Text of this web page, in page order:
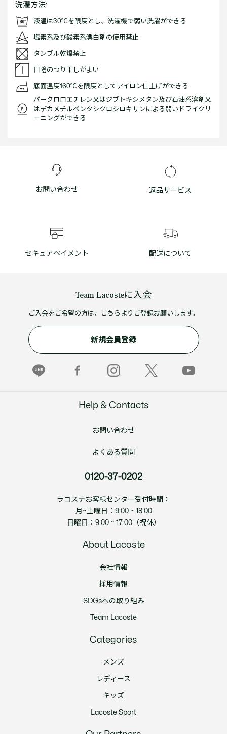
洗濯方法:
液温は30℃を限度とし、洗濯機で弱い洗濯ができる
塩素系及び酸素系漂白剤の使用禁止
タンブル乾燥禁止
日陰のつり干しがよい
底面温度160℃を限度としてアイロン仕上げができる
パークロロエチレン又はジブトキシメタン及び石油系溶剤又
はデカメチルペンタシクロシロキサンによる弱いドライクリ
ーニングができる
お問い合わせ 返品サービス
セキュアペイメント 配送について
Team Lacosteに入会
ご入会をご希望の方は、こちらよりご登録お願いします。
新規会員登録
Help & Contacts
お問い合わせ
よくある質問
0120-37-0202
ラコステお客様センター受付時間：
月~土曜日：9:00 ~ 18:00
日曜日：9:00 ~ 17:00（祝休）
About Lacoste
会社情報
採用情報
SDGsへの取り組み
Team Lacoste
Categories
メンズ
レディース
キッズ
Lacoste Sport